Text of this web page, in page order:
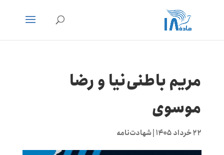
مریم باطنی‌نیا و رضا
موسوی
۲۲ خرداد ۱۴۰۵ شهادت‌نامه